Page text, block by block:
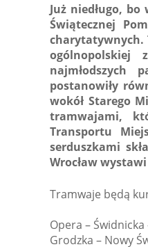
Już niedługo,
Świątecznej
charytatywnych.
ogólnopolskiej
najmłodszych
postanowiły
wokół Starego
tramwajami,
Transportu
serduszkami
Wrocław
Tramwaje będą
Opera – Świdnicka
Grodzka – Nowy